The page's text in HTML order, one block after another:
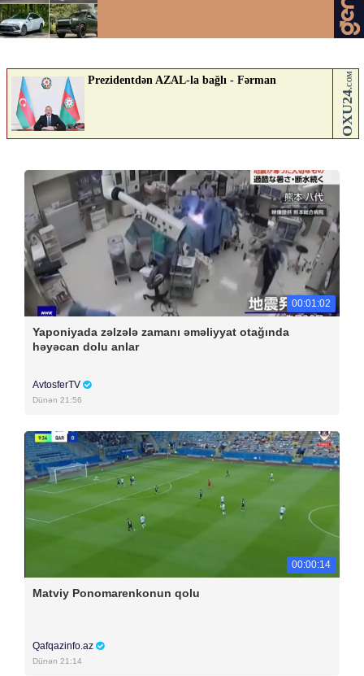
00:01:02
Yaponiyada zəlzələ zamanı əməliyyat otağında
həyəcan dolu anlar
AvtosferTV
Dünən 21:56
00:00:14
Matviy Ponomarenkonun qolu
Qafqazinfo.az
Dünən 21:14